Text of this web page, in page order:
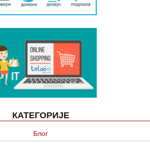
КАТЕГОРИЈЕ
Блог